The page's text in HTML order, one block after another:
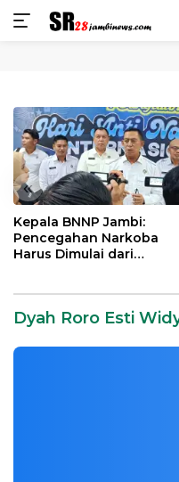
konten
«
Kepala BNNP Jambi:
Pencegahan Narkoba
Harus Dimulai dari
Dyah Roro Esti